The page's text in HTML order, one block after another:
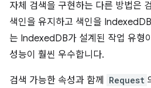
자체 검색을 구현하는 다른 방법은
색인을 유지하고 색인을
는 IndexedDB가 설계된 작업 유형
성능이 훨씬 우수합니다.
검색 가능한 속성과 함께 Request